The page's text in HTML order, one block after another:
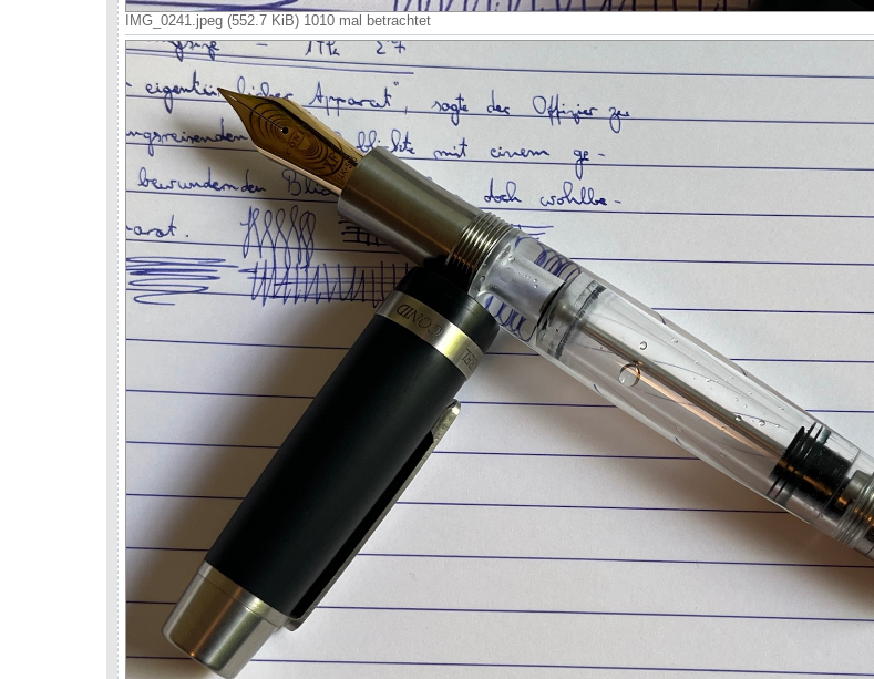
IMG_0241.jpeg (552.7 KiB) 1010 mal betrachtet